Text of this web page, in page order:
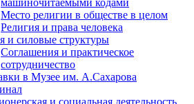
машиночитаемыми кодами
Место религии в обществе в целом
Религия и права человека
и силовые структуры
Соглашения и практическое
сотрудничество
в Музее им. А.Сахарова
и социальная деятельность